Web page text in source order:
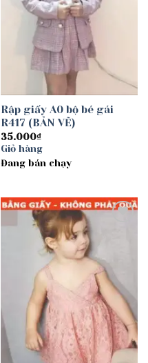
Rập giấy A0 bộ bé gái
R417 (BẢN VẼ)
35.000₫
Giỏ hàng
Đang bán chạy